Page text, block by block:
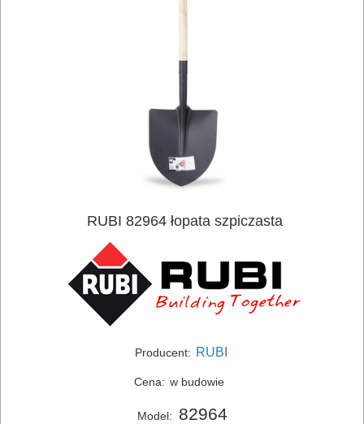
ELEKTRONARZĘDZIA
SIECIOWE
ELEKTRONARZĘDZIA
AKUMULATOROWE
RUBI 82964 łopata szpiczasta
Producent: RUBI
Cena: w budowie
Model: 82964